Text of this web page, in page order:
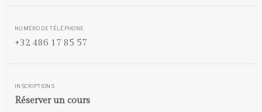
NUMÉRO DE TÉLÉPHONE
+32 486 17 85 57
INSCRIPTIONS
Réserver un cours